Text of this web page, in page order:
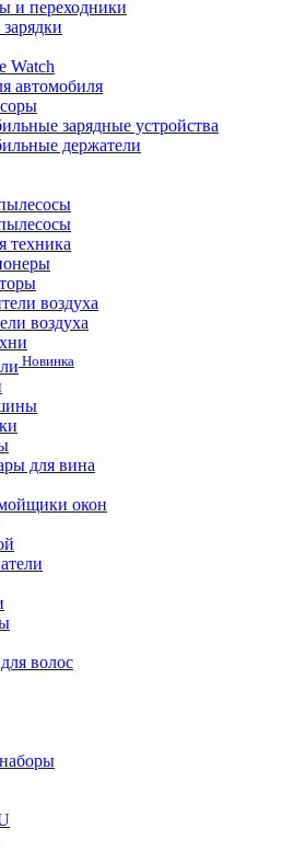
и переходники
Watch
автомобиля
зарядные устройства
держатели
техника
воздуха
воздуха
Новинка
для вина
окон
волос